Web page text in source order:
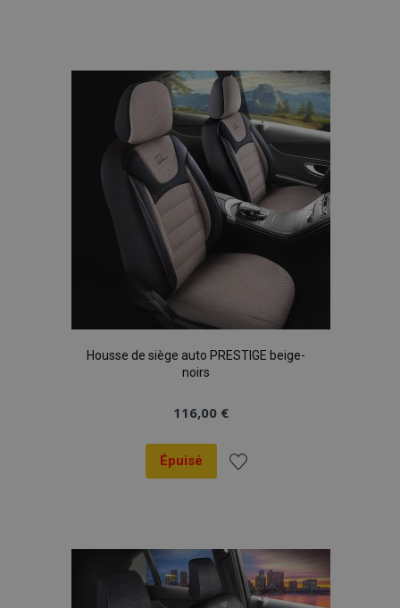
liste
d'achats
Housse de siège auto PRESTIGE beige-
noirs
116,00 €
Épuisé
liste
d'achats